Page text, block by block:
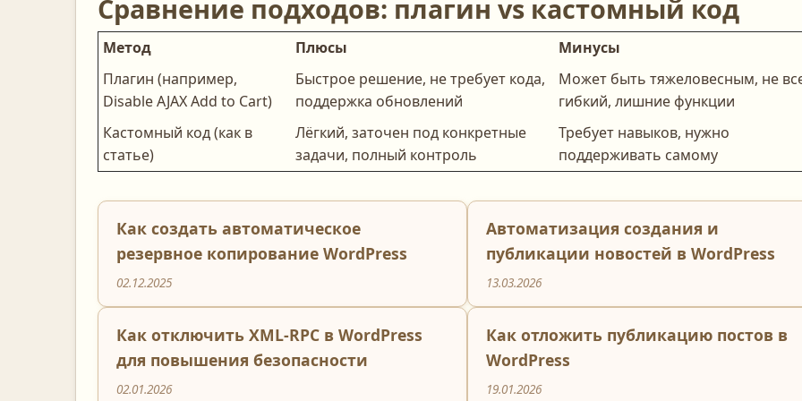
Сравнение подходов: плагин vs кастомный код
Метод Плюсы
Минусы
Плагин (например,
Disable AJAX Add to Cart)
Быстрое решение, не требует кода,
поддержка обновлений
Может быть тяжеловесным, не
гибкий, лишние функции
Кастомный код (как в
статье)
Лёгкий, заточен под конкретные
задачи, полный контроль
Требует навыков, нужно
поддерживать самому
Как создать автоматическое
резервное копирование WordPress
02.12.2025
Автоматизация создания и
публикации новостей в WordPress
13.03.2026
Как отключить XML-RPC в WordPress
для повышения безопасности
02.01.2026
Как отложить публикацию постов в
WordPress
19.01.2026